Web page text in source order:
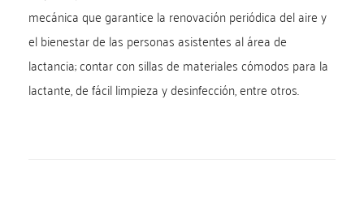
mecánica que garantice la renovación periódica del aire y
el bienestar de las personas asistentes al área de
lactancia; contar con sillas de materiales cómodos para la
lactante, de fácil limpieza y desinfección, entre otros.